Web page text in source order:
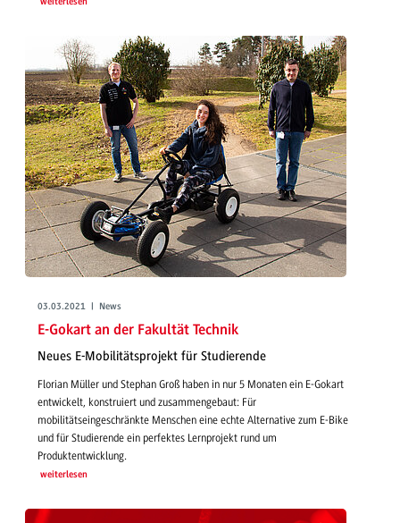
03.03.2021 | News
E-Gokart an der Fakultät Technik
Neues E-Mobilitätsprojekt für Studierende
Florian Müller und Stephan Groß haben in nur 5 Monaten ein E-Gokart
entwickelt, konstruiert und zusammengebaut: Für
mobilitätseingeschränkte Menschen eine echte Alternative zum E-Bike
und für Studierende ein perfektes Lernprojekt rund um
Produktentwicklung.
weiterlesen